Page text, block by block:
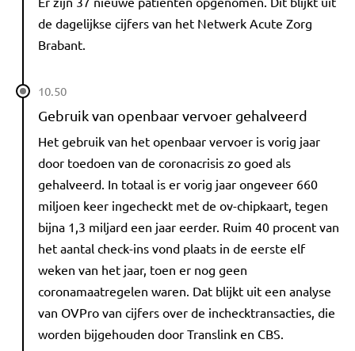
de dagelijkse cijfers van het Netwerk Acute Zorg
Brabant.
10.50
Gebruik van openbaar vervoer gehalveerd
Het gebruik van het openbaar vervoer is vorig jaar
door toedoen van de coronacrisis zo goed als
gehalveerd. In totaal is er vorig jaar ongeveer 660
miljoen keer ingecheckt met de ov-chipkaart, tegen
bijna 1,3 miljard een jaar eerder. Ruim 40 procent van
het aantal check-ins vond plaats in de eerste elf
weken van het jaar, toen er nog geen
coronamaatregelen waren. Dat blijkt uit een analyse
van OVPro van cijfers over de inchecktransacties, die
worden bijgehouden door Translink en CBS.